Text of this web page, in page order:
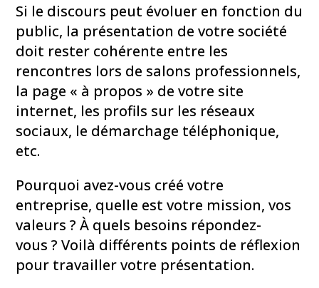
Si le discours peut évoluer en fonction du
public, la présentation de votre société
doit rester cohérente entre les
rencontres lors de salons professionnels,
la page « à propos » de votre site
internet, les profils sur les réseaux
sociaux, le démarchage téléphonique,
etc.
Pourquoi avez-vous créé votre
entreprise, quelle est votre mission, vos
valeurs ? À quels besoins répondez-
vous ? Voilà différents points de réflexion
pour travailler votre présentation.